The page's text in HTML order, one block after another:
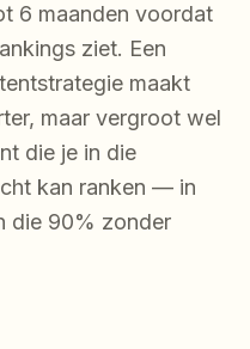
6 maanden voordat
ziet. Een
maakt
maar vergroot wel
die je in die
kan ranken — in
die 90% zonder